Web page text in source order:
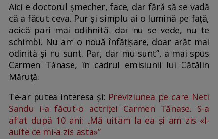
Aici e doctorul șmecher, face, dar fără să se vadă
că a făcut ceva. Pur și simplu ai o lumină pe față,
adică pari mai odihnită, dar nu se vede, nu te
schimbi. Nu am o nouă înfățișare, doar arăt mai
odinită și nu sunt. Par, dar mu sunt”, a mai spus
Carmen Tănase, în cadrul emisiunii lui Cătălin
Măruță.
Te-ar putea interesa și: Previziunea pe care Neti
Sandu i-a făcut-o actriței Carmen Tănase. S-a
aflat după 10 ani: „Mă uitam la ea și am zis «I-
auite ce mi-a zis asta»”